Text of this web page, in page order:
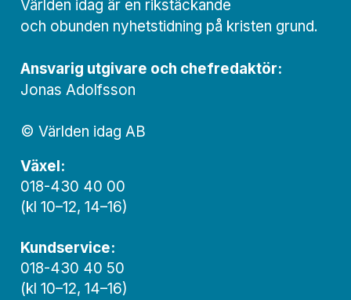
Världen idag är en rikstäckande
och obunden nyhets­­­tidning på kristen grund.
Ansvarig utgivare och chef­redaktör:
Jonas Adolfsson
© Världen idag AB
Växel:
018-430 40 00
(kl 10–12, 14–16)
Kundservice:
018-430 40 50
(kl 10–12, 14–16)